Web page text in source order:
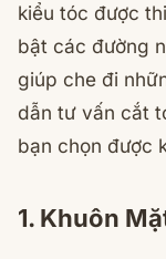
kiểu tóc được
bật các đường
giúp che đi
dẫn tư vấn cắt
bạn chọn được
1. Khuôn